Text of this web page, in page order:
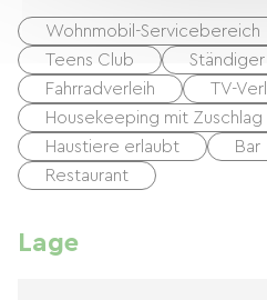
Wohnmobil-Servicebereich
Teens Club
Fahrradverleih
TV-
Housekeeping mit Zuschlag
Haustiere erlaubt
Bar
Restaurant
Lage